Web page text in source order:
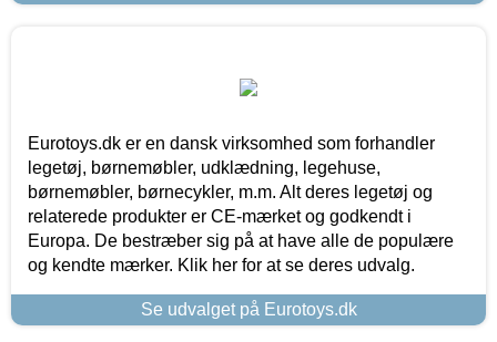
Eurotoys.dk er en dansk virksomhed som forhandler
legetøj, børnemøbler, udklædning, legehuse,
børnemøbler, børnecykler, m.m. Alt deres legetøj og
relaterede produkter er CE-mærket og godkendt i
Europa. De bestræber sig på at have alle de populære
og kendte mærker. Klik her for at se deres udvalg.
Se udvalget på Eurotoys.dk